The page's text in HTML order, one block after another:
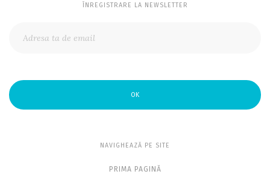
ÎNREGISTRARE LA NEWSLETTER
OK
NAVIGHEAZĂ PE SITE
PRIMA PAGINĂ